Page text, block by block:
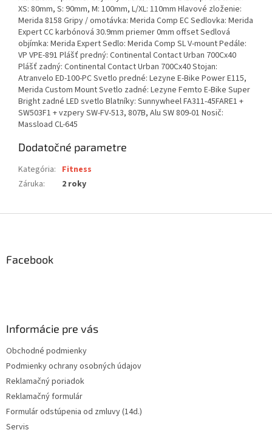
XS: 80mm, S: 90mm, M: 100mm, L/XL: 110mm Hlavové zloženie:
Merida 8158 Gripy / omotávka: Merida Comp EC Sedlovka: Merida
Expert CC karbónová 30.9mm priemer 0mm offset Sedlová
objímka: Merida Expert Sedlo: Merida Comp SL V-mount Pedále:
VP VPE-891 Plášť predný: Continental Contact Urban 700Cx40
Plášť zadný: Continental Contact Urban 700Cx40 Stojan:
Atranvelo ED-100-PC Svetlo predné: Lezyne E-Bike Power E115,
Merida Custom Mount Svetlo zadné: Lezyne Femto E-Bike Super
Bright zadné LED svetlo Blatníky: Sunnywheel FA311-45FARE1 +
SW503F1 + vzpery SW-FV-513, 807B, Alu SW 809-01 Nosič:
Massload CL-645
Dodatočné parametre
Kategória: Fitness
Záruka: 2 roky
Facebook
Informácie pre vás
Obchodné podmienky
Podmienky ochrany osobných údajov
Reklamačný poriadok
Reklamačný formulár
Formulár odstúpenia od zmluvy (14d.)
Servis